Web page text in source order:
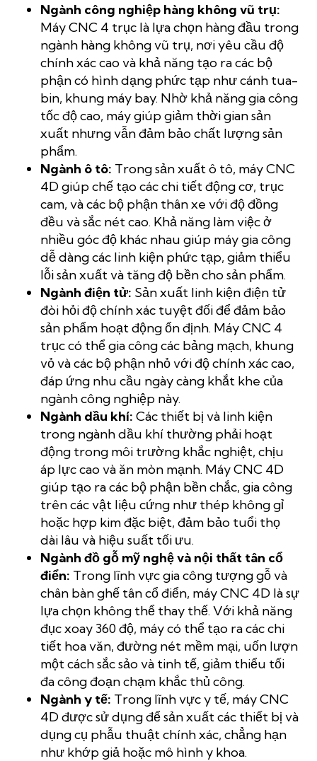
Ngành công nghiệp hàng không vũ trụ:
Máy CNC 4 trục là lựa chọn hàng đầu trong
ngành hàng không vũ trụ, nơi yêu cầu độ
chính xác cao và khả năng tạo ra các bộ
phận có hình dạng phức tạp như cánh tua-
bin, khung máy bay. Nhờ khả năng gia công
tốc độ cao, máy giúp giảm thời gian sản
xuất nhưng vẫn đảm bảo chất lượng sản
phẩm.
Ngành ô tô: Trong sản xuất ô tô, máy CNC
4D giúp chế tạo các chi tiết động cơ, trục
cam, và các bộ phận thân xe với độ đồng
đều và sắc nét cao. Khả năng làm việc ở
nhiều góc độ khác nhau giúp máy gia công
dễ dàng các linh kiện phức tạp, giảm thiểu
lỗi sản xuất và tăng độ bền cho sản phẩm.
Ngành điện tử: Sản xuất linh kiện điện tử
đòi hỏi độ chính xác tuyệt đối để đảm bảo
sản phẩm hoạt động ổn định. Máy CNC 4
trục có thể gia công các bảng mạch, khung
vỏ và các bộ phận nhỏ với độ chính xác cao,
đáp ứng nhu cầu ngày càng khắt khe của
ngành công nghiệp này.
Ngành dầu khí: Các thiết bị và linh kiện
trong ngành dầu khí thường phải hoạt
động trong môi trường khắc nghiệt, chịu
áp lực cao và ăn mòn mạnh. Máy CNC 4D
giúp tạo ra các bộ phận bền chắc, gia công
trên các vật liệu cứng như thép không gỉ
hoặc hợp kim đặc biệt, đảm bảo tuổi thọ
dài lâu và hiệu suất tối ưu.
Ngành đồ gỗ mỹ nghệ và nội thất tân cổ
điển: Trong lĩnh vực gia công tượng gỗ và
chân bàn ghế tân cổ điển, máy CNC 4D là sự
lựa chọn không thể thay thế. Với khả năng
đục xoay 360 độ, máy có thể tạo ra các chi
tiết hoa văn, đường nét mềm mại, uốn lượn
một cách sắc sảo và tinh tế, giảm thiểu tối
đa công đoạn chạm khắc thủ công.
Ngành y tế: Trong lĩnh vực y tế, máy CNC
4D được sử dụng để sản xuất các thiết bị và
dụng cụ phẫu thuật chính xác, chẳng hạn
như khớp giả hoặc mô hình y khoa.